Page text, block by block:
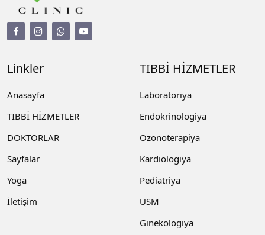
Linkler
Anasayfa
TIBBİ HİZMETLER
DOKTORLAR
Sayfalar
Yoga
İletişim
TIBBİ HİZMETLER
Laboratoriya
Endokrinologiya
Ozonoterapiya
Kardiologiya
Pediatriya
USM
Ginekologiya